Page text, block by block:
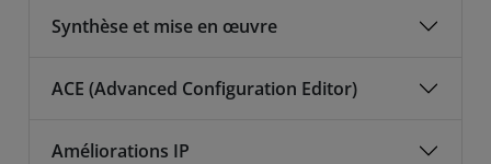
Synthèse et mise en œuvre
ACE (Advanced Configuration Editor)
Améliorations IP